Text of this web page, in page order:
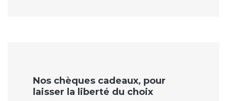
Nos chèques cadeaux, pour
laisser la liberté du choix